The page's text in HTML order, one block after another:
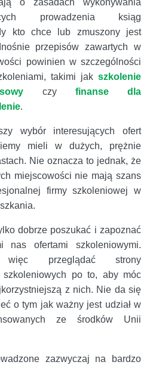
o zasadach wykonywania
prowadzenia ksiąg
kto chce lub zmuszony jest
przepisów zawartych w
powinien w szczególności
takimi jak szkolenie
czy finanse dla
.
wybór interesujących ofert
mieli w dużych, prężnie
Nie oznacza to jednak, że
miejscowości nie mają szans
firmy szkoleniowej w
dobrze poszukać i zapoznać
nas ofertami szkoleniowymi.
więc przeglądać strony
szkoleniowych po to, aby móc
z nich. Nie da się
o tym jak ważny jest udział w
ze środków Unii
zazwyczaj na bardzo